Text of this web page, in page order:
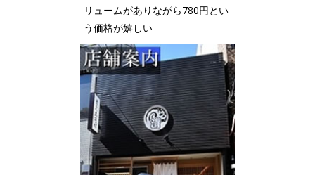
リュームがありながら780円とい
う価格が嬉しい